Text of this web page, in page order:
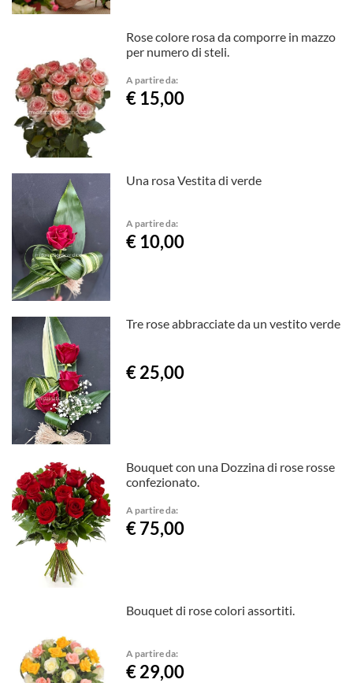
Rose colore rosa da comporre in mazzo
per numero di steli.
A partire da:
€ 15,00
Una rosa Vestita di verde
A partire da:
€ 10,00
Tre rose abbracciate da un vestito verde
€ 25,00
Bouquet con una Dozzina di rose rosse
confezionato.
A partire da:
€ 75,00
Bouquet di rose colori assortiti.
A partire da:
€ 29,00